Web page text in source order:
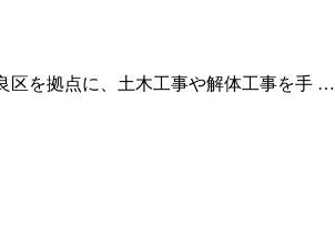
区を拠点に、土木工事や解体工事を手 …